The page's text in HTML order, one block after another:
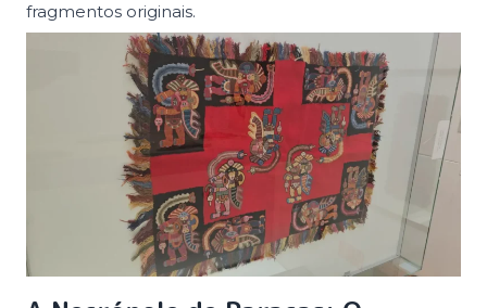
fragmentos originais.